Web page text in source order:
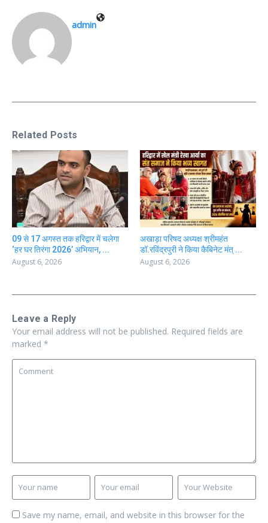
admin
Related Posts
09 से 17 अगस्त तक हरिद्वार में चलेगा
‘हर घर तिरंगा 2026’ अभियान, ...
August 6, 2026
अखाड़ा परिषद अध्यक्ष श्रीमहंत
डॉ.रविंद्रपुरी ने किया कैबिनेट मंत् ...
August 6, 2026
Leave a Reply
Your email address will not be published. Required fields are
marked *
Save my name, email, and website in this browser for the